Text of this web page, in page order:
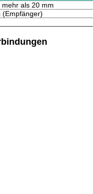
als 20 mm
(Empfänger)